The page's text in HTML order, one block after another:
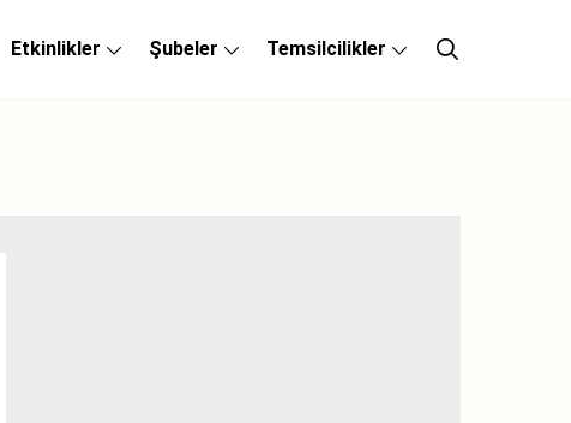
Etkinlikler Şubeler Temsilcilikler